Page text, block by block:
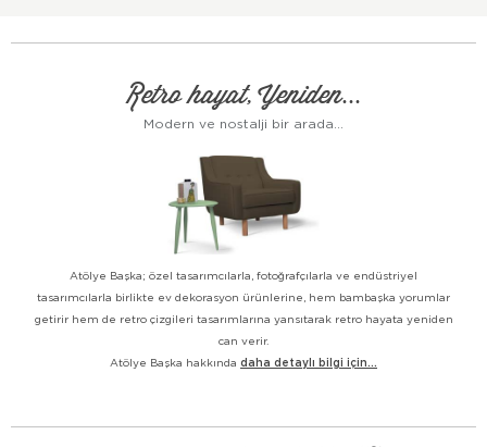
Retro hayat, Yeniden...
Modern ve nostalji bir arada...
Atölye Başka; özel tasarımcılarla, fotoğrafçılarla ve endüstriyel
tasarımcılarla birlikte ev dekorasyon ürünlerine, hem bambaşka yorumlar
getirir hem de retro çizgileri tasarımlarına yansıtarak retro hayata yeniden
can verir.
Atölye Başka hakkında daha detaylı bilgi için...